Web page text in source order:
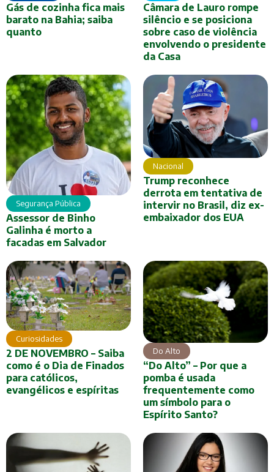
Gás de cozinha fica mais
barato na Bahia; saiba
quanto
Câmara de Lauro rompe
silêncio e se posiciona
sobre caso de violência
envolvendo o presidente
da Casa
Segurança Pública
Assessor de Binho
Galinha é morto a
facadas em Salvador
Nacional
Trump reconhece
derrota em tentativa de
intervir no Brasil, diz ex-
embaixador dos EUA
Curiosidades
2 DE NOVEMBRO – Saiba
como é o Dia de Finados
para católicos,
evangélicos e espíritas
Do Alto
“Do Alto” – Por que a
pomba é usada
frequentemente como
um símbolo para o
Espírito Santo?